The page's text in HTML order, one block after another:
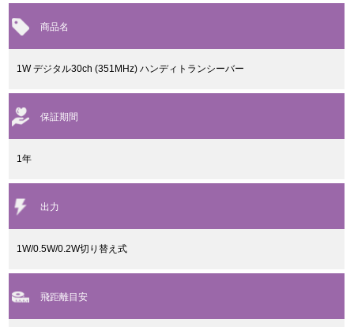
商品名
1W デジタル30ch (351MHz) ハンディトランシーバー
保証期間
1年
出力
1W/0.5W/0.2W切り替え式
飛距離目安